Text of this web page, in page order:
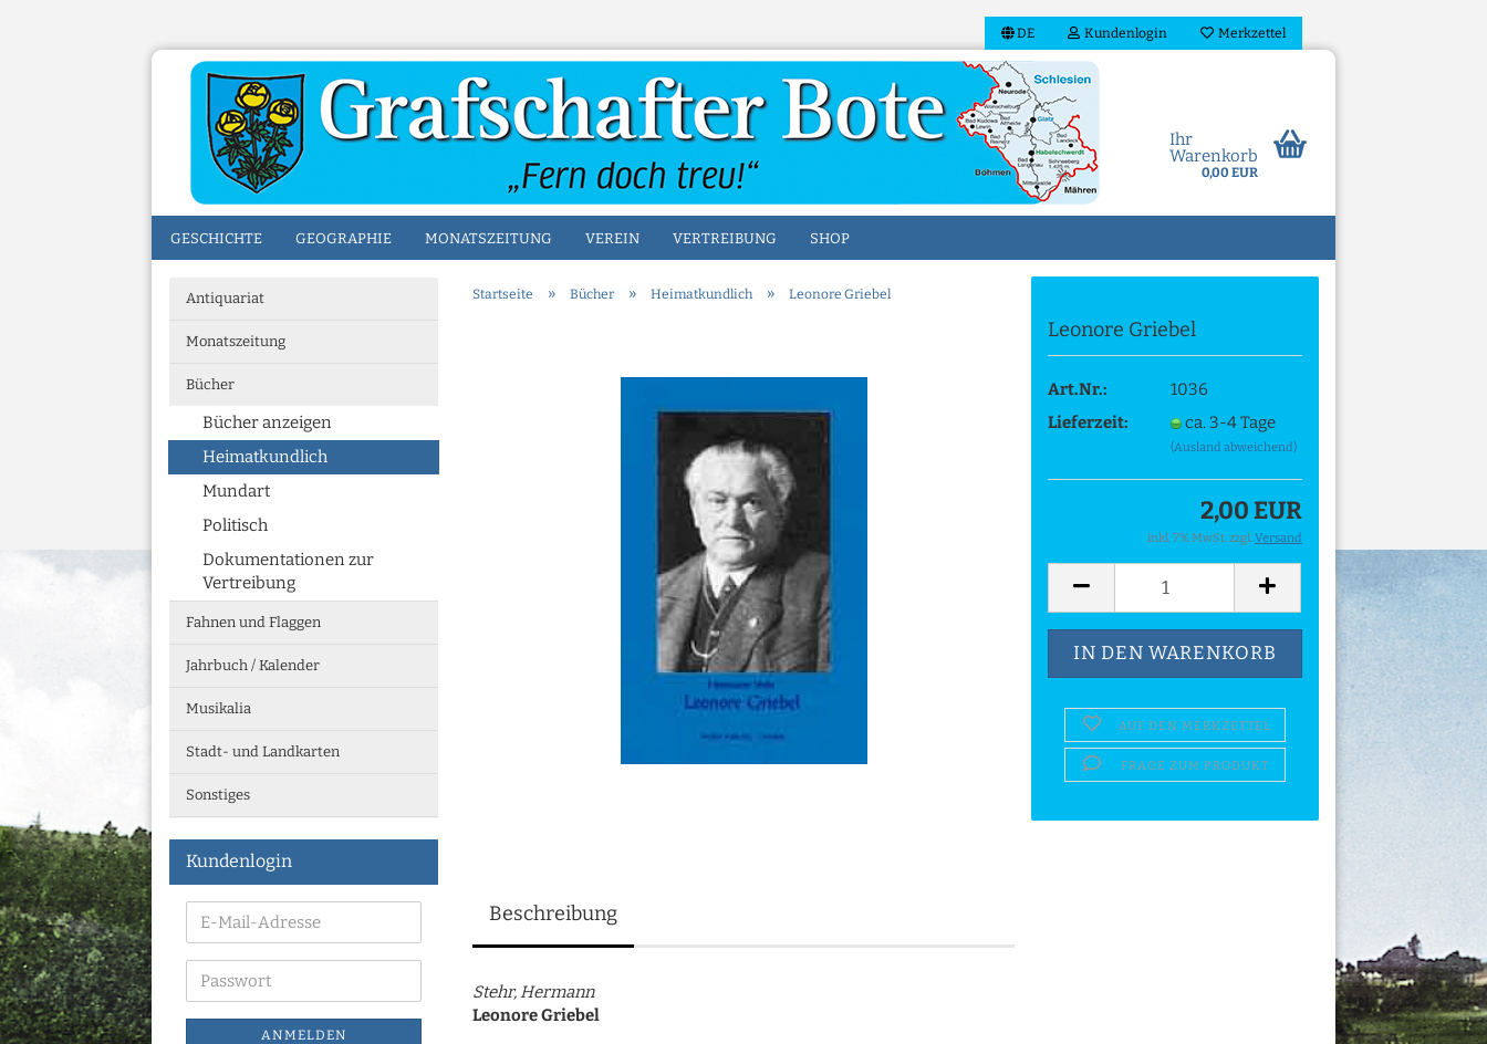
DE
Sprache auswählen
Kundenlogin
Passwort vergessen?
Merkzettel
Ihr
Warenkorb
0,00 EUR
GESCHICHTE GEOGRAPHIE MONATSZEITUNG VEREIN VERTREIBUNG SHOP
Startseite » Bücher » Heimatkundlich » Leonore Griebel
Leonore Griebel
Art.Nr.:
1036
Lieferzeit:
ca. 3-4 Tage
(Ausland abweichend)
2,00 EUR
inkl. 7% MwSt. zzgl.Versand
AUF DEN MERKZETTEL
FRAGE ZUM PRODUKT
Beschreibung
Stehr, Hermann
Leonore Griebel
Antiquariat
Monatszeitung
Bücher
Bücher anzeigen
Heimatkundlich
Mundart
Politisch
Dokumentationen zur
Vertreibung
Fahnen und Flaggen
Jahrbuch / Kalender
Musikalia
Stadt- und Landkarten
Sonstiges
Kundenlogin
ANMELDEN